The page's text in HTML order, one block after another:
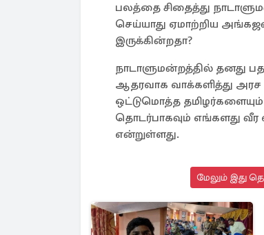
பலத்தை சிதைத்து
செய்யாது ஏமாற்றிய
இருக்கின்றதா?
நாடாளுமன்றத்தில் தனது
ஆதரவாக வாக்களித்து அரச
ஒட்டுமொத்த
தொடர்பாகவும் எங்களது
என்றுள்ளது.
மேலும் இது